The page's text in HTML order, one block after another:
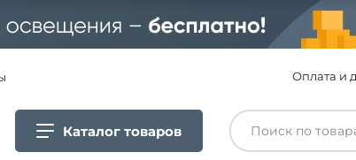
Оплата и
Каталог товаров